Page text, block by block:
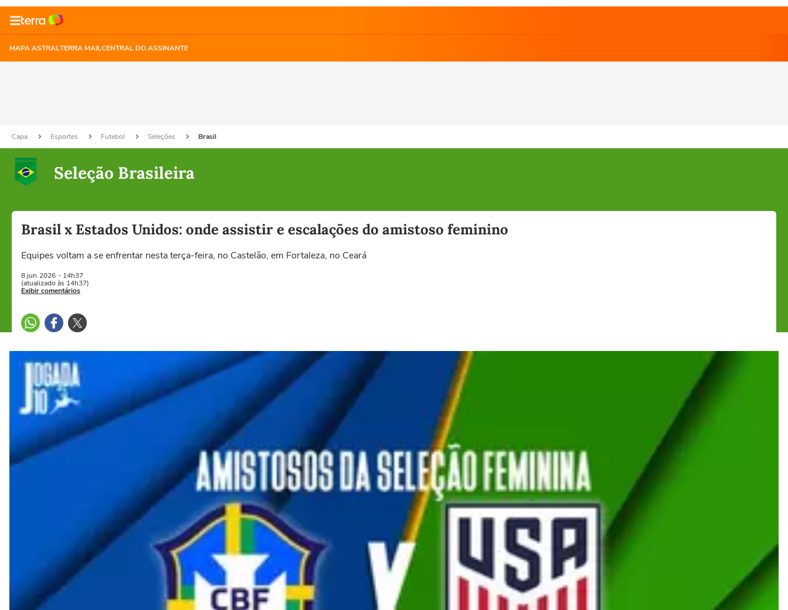
MAPA ASTRALTERRA MAILCENTRAL DO ASSINANTE
Capa Esportes Futebol Seleções Brasil
Seleção Brasileira
Brasil x Estados Unidos: onde assistir e escalações do amistoso feminino
Equipes voltam a se enfrentar nesta terça-feira, no Castelão, em Fortaleza, no Ceará
8 jun 2026 - 14h37
(atualizado às 14h37)
Exibir comentários